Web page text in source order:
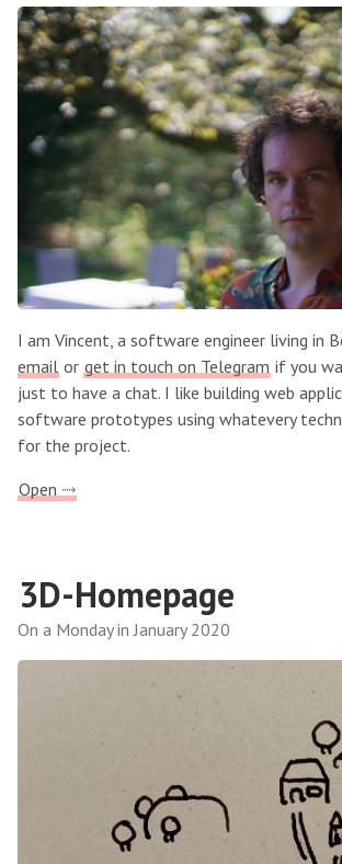
I am Vincent, a software engineer living in
email or get in touch on Telegram if you
just to have a chat. I like building web
software prototypes using whatevery
for the project.
Open ⤑
3D-Homepage
On a Monday in January 2020